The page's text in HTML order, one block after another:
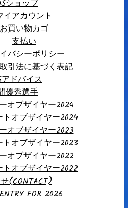
ショップ
イアカウント
お買い物カゴ
支払い
バシーポリシー
引法に基づく表記
アドバイス
優秀選手
オブザイヤー2024
オブザイヤー2024
オブザイヤー2023
オブザイヤー2023
オブザイヤー2022
オブザイヤー2022
(CONTACT)
FOR 2026